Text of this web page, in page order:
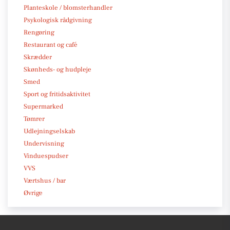
Planteskole / blomsterhandler
Psykologisk rådgivning
Rengøring
Restaurant og café
Skrædder
Skønheds- og hudpleje
Smed
Sport og fritidsaktivitet
Supermarked
Tømrer
Udlejningselskab
Undervisning
Vinduespudser
VVS
Værtshus / bar
Øvrige